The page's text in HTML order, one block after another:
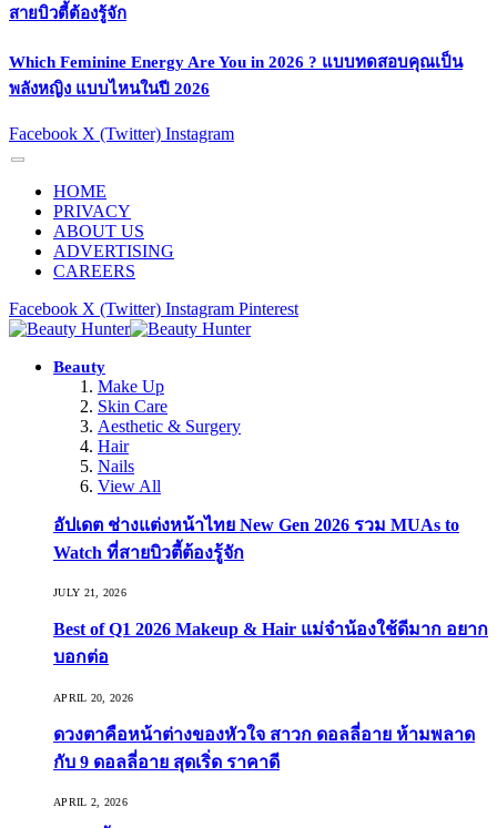
สายบิวตี้ต้องรู้จัก
Which Feminine Energy Are You in 2026 ? แบบทดสอบคุณเป็น
พลังหญิง แบบไหนในปี 2026
Facebook X (Twitter) Instagram
HOME
PRIVACY
ABOUT US
ADVERTISING
CAREERS
Facebook X (Twitter) Instagram Pinterest
Beauty
Make Up
Skin Care
Aesthetic & Surgery
Hair
Nails
View All
อัปเดต ช่างแต่งหน้าไทย New Gen 2026 รวม MUAs to
Watch ที่สายบิวตี้ต้องรู้จัก
JULY 21, 2026
Best of Q1 2026 Makeup & Hair แม่จ๋าน้องใช้ดีมาก อยาก
บอกต่อ
APRIL 20, 2026
ดวงตาคือหน้าต่างของหัวใจ สาวก ดอลลี่อาย ห้ามพลาด
กับ 9 ดอลลี่อาย สุดเริ่ด ราคาดี
APRIL 2, 2026